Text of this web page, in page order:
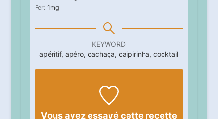
Fer: 1mg
KEYWORD
apéritif, apéro, cachaça, caipirinha, cocktail
Vous avez essayé cette recette